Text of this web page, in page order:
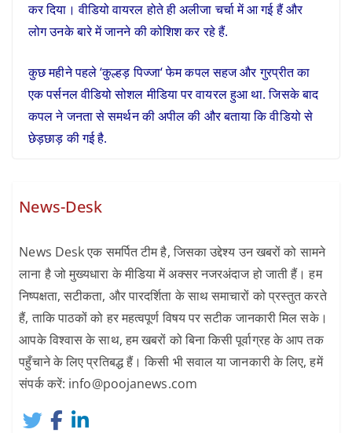
कर दिया। वीडियो वायरल होते ही अलीजा चर्चा में आ गई हैं और
लोग उनके बारे में जानने की कोशिश कर रहे हैं.
कुछ महीने पहले ‘कुल्हड़ पिज्जा‘ फेम कपल सहज और गुरप्रीत का
एक पर्सनल वीडियो सोशल मीडिया परवायरलहुआ था. जिसके बाद
कपल ने जनता से समर्थन की अपील की और बताया कि वीडियो से
छेड़छाड़ की गई है.
News-Desk
News Desk एक समर्पित टीम है, जिसका उद्देश्य उन खबरों को सामने
लाना है जो मुख्यधारा के मीडिया में अक्सर नजरअंदाज हो जाती हैं। हम
निष्पक्षता, सटीकता, और पारदर्शिता के साथ समाचारों को प्रस्तुत करते
हैं, ताकि पाठकों को हर महत्वपूर्ण विषय पर सटीक जानकारी मिल सके।
आपके विश्वास के साथ, हम खबरों को बिना किसी पूर्वाग्रह के आप तक
पहुँचाने के लिए प्रतिबद्ध हैं। किसी भी सवाल या जानकारी के लिए, हमें
संपर्क करें: info@poojanews.com